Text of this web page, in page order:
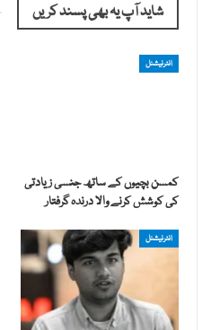
شاید آپ یہ بھی پسند کریں
انٹرنیشنل
کمسن بچیوں کے ساتھ جنسی زیادتی
کی کوشش کرنے والا درندہ گرفتار
انٹرنیشنل